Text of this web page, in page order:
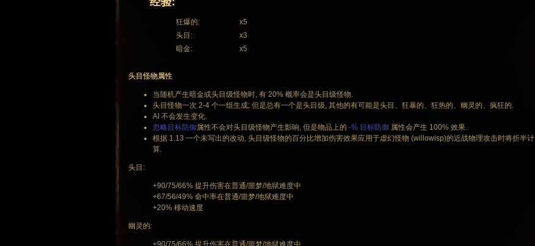
狂爆的:
x5
头目:
x3
暗金:
x5
头目怪物属性
当随机产生暗金或头目级怪物时, 有 20% 概率会是头目级怪物.
头目怪物一次 2-4 个一组生成; 但是总有一个是头目级, 其他的有可能是头目、狂暴的、狂热的、幽灵的、疯狂的.
AI 不会发生变化.
忽略目标防御属性不会对头目级怪物产生影响, 但是物品上的 -% 目标防御属性会产生 100% 效果.
根据 1.13 一个未写出的改动, 头目级怪物的百分比增加伤害效果应用于虚幻怪物 (willowisp)的近战物理攻击时将折半计
算.
头目:
+90/75/66% 提升伤害在普通/噩梦/地狱难度中
+67/56/49% 命中率在普通/噩梦/地狱难度中
+20% 移动速度
幽灵的:
+90/75/66% 提升伤害在普通/噩梦/地狱难度中